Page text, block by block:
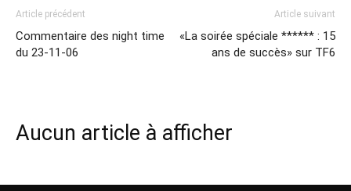
Article précédent
Commentaire des night time
du 23-11-06
Article suivant
«La soirée spéciale ****** : 15
ans de succès» sur TF6
Aucun article à afficher